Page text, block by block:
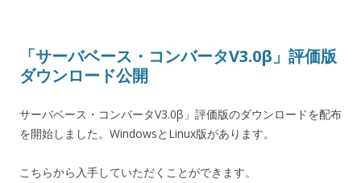
「サーバベース・コンバータV3.0β」評価版
ダウンロード公開
サーバベース・コンバータV3.0β」評価版のダウンロードを配布
を開始しました。WindowsとLinux版があります。
こちらから入手していただくことができます。